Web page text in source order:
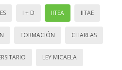
I + D IITEA IITAE
FORMACIÓN CHARLAS
LEY MICAELA